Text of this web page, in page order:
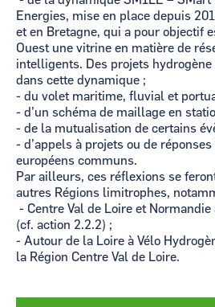
Energies, mise en place depuis
et en Bretagne, qui a pour objectif
Ouest une vitrine en matière de
intelligents. Des projets hydrogène
dans cette dynamique ;
- du volet maritime, fluvial et
- d’un schéma de maillage en
- de la mutualisation de certains
- d’appels à projets ou de
européens communs.
Par ailleurs, ces réflexions se
autres Régions limitrophes,
- Centre Val de Loire et
(cf. action 2.2.2) ;
- Autour de la Loire à Vélo
la Région Centre Val de Loire.